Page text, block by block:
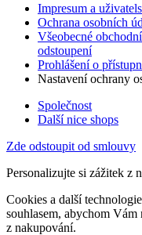
Impresum a
Ochrana osobních
Všeobecné
odstoupení
Prohlášení o
Nastavení ochrany
Společnost
Další nice shops
Zde odstoupit od smlouvy
Personalizujte si zážitek z
Cookies a další
souhlasem, abychom
z nakupování.